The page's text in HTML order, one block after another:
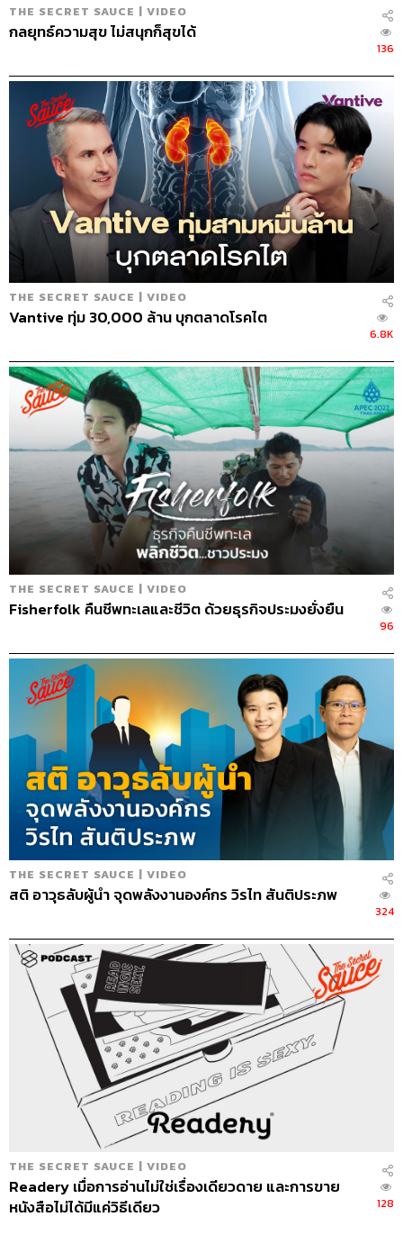
THE SECRET SAUCE | VIDEO
กลยุทธ์ความสุข ไม่สนุกก็สุขได้
136
THE SECRET SAUCE | VIDEO
Vantive ทุ่ม 30,000 ล้าน บุกตลาดโรคไต
6.8K
THE SECRET SAUCE | VIDEO
Fisherfolk คืนชีพทะเลและชีวิต ด้วยธุรกิจประมงยั่งยืน
96
THE SECRET SAUCE | VIDEO
สติ อาวุธลับผู้นำ จุดพลังงานองค์กร วิรไท สันติประภพ
324
THE SECRET SAUCE | VIDEO
Readery เมื่อการอ่านไม่ใช่เรื่องเดียวดาย และการขาย
หนังสือไม่ได้มีแค่วิธีเดียว
128